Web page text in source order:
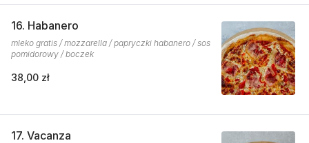
16. Habanero
mleko gratis / mozzarella / papryczki habanero / sos
pomidorowy / boczek
38,00 zł
17. Vacanza